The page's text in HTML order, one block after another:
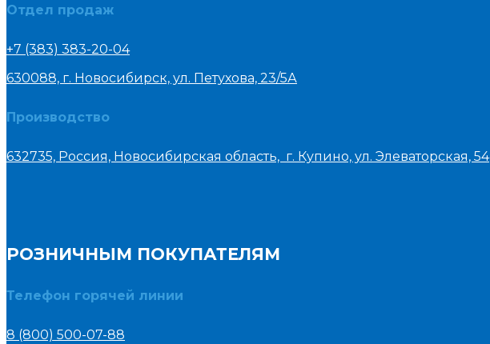
Отдел продаж
+7 (383) 383-20-04
630088, г. Новосибирск, ул. Петухова, 23/5А
Производство
632735, Россия, Новосибирская область, г. Купино, ул. Элеваторская, 54
РОЗНИЧНЫМ ПОКУПАТЕЛЯМ
Телефон горячей линии
8 (800) 500-07-88